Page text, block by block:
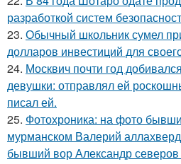
разработкой систем
23. Обычный школьник сумел
долларов инвестиций для
24. Москвич почти год
девушки: отправлял ей
писал ей.
25. Фотохроника: на фото
мурманском Валерий
бывший вор Александр